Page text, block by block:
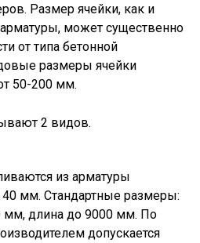
Размер ячейки, как и
может существенно
от типа бетонной
размеры ячейки
50-200 мм.
2 видов.
из арматуры
мм. Стандартные размеры:
мм, длина до 9000 мм. По
допускается